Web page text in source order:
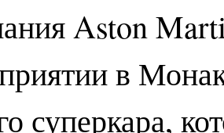
Aston
в
суперкара,